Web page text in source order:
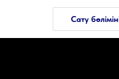
Сату